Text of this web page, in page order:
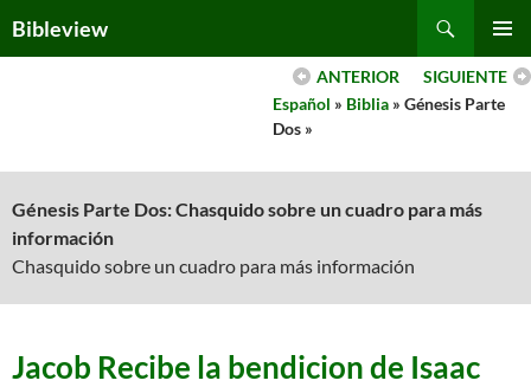
toBibleview
MENU
SIGUIENTE
ANTERIOR
Español » Biblia » Génesis Parte
Dos »
Génesis Parte Dos: Chasquido sobre un cuadro para más
información
Chasquido sobre un cuadro para más información
Jacob Recibe la bendicion de Isaac